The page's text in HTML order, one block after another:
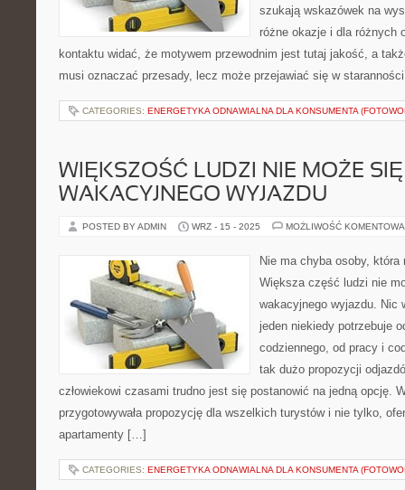
szukają wskazówek na
różne okazje i dla różnych
kontaktu widać, że motywem przewodnim jest tutaj jakość, a
musi oznaczać przesady, lecz może przejawiać się w
CATEGORIES: ENERGETYKA ODNAWIALNA DLA KONSUMENTA
WIĘKSZOŚĆ LUDZI NIE MOŻE
WAKACYJNEGO WYJAZDU
POSTED BY ADMIN WRZ - 15 - 2025 MOŻLIWOŚĆ
Nie ma chyba osoby, która
Większa część ludzi nie
wakacyjnego wyjazdu. Nic
jeden niekiedy potrzebuje
codziennego, od pracy i
tak dużo propozycji
człowiekowi czasami trudno jest się postanowić na jedną opcję.
przygotowywała propozycję dla wszelkich turystów i nie tylko,
apartamenty […]
CATEGORIES: ENERGETYKA ODNAWIALNA DLA KONSUMENTA